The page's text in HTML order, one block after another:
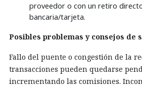
proveedor o con un retiro
bancaria/tarjeta.
Posibles problemas y consejos de
Fallo del puente o congestión de la
transacciones pueden quedarse
incrementando las comisiones.